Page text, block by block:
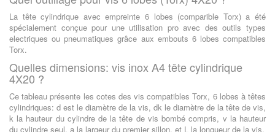
La tête cylindrique avec empreinte 6 lobes (comparible Torx) a été
spécialement conçue pour une utilisation pro avec des outils types
electriques ou pneumatiques grâce aux embouts 6 lobes compatibles
Torx.
Quelles dimensions: vis inox A4 tête cylindrique
4X20 ?
Ce tableau présente les cotes des vis compatibles Torx, 6 lobes à têtes
cylindriques: d est le diamètre de la vis, dk le diamètre de la tête de vis,
k la hauteur du cylindre de la tête de vis bombé compris, v la hauteur
du cylindre seul, a la largeur du premier sillon, et L la longueur de la vis.